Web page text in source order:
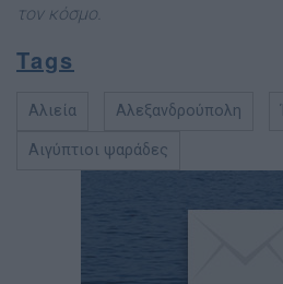
τον κόσμο.
Tags
Αλιεία Αλεξανδρούπολη
Αιγύπτιοι ψαράδες